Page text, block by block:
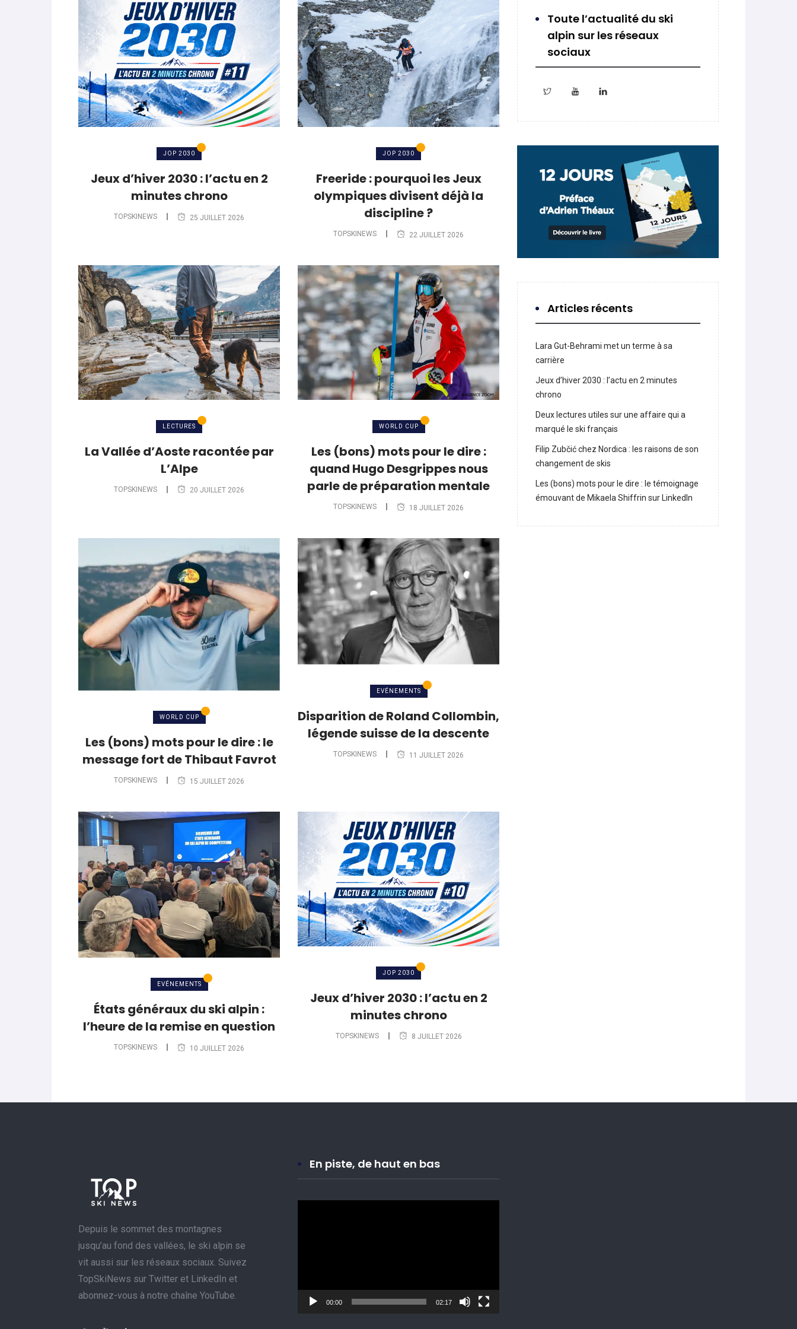
World Cup-Les (bons) mots pour le dire : quand Hugo Desgrippes nous
parle de préparation mentale
World Cup-Les (bons) mots pour le dire : le message fort de Thibaut
Favrot
Evénements-Lara Gut-Behrami met un terme à sa carrière
JOP 2030
Jeux d’hiver 2030 : l’actu en 2
minutes chrono
TOPSKINEWS 25 JUILLET 2026
JOP 2030
Freeride : pourquoi les Jeux
olympiques divisent déjà la
discipline ?
TOPSKINEWS 22 JUILLET 2026
LECTURES
La Vallée d’Aoste racontée par
L’Alpe
TOPSKINEWS 20 JUILLET 2026
WORLD CUP
Les (bons) mots pour le dire :
quand Hugo Desgrippes nous
parle de préparation mentale
TOPSKINEWS 18 JUILLET 2026
WORLD CUP
Les (bons) mots pour le dire : le
message fort de Thibaut Favrot
TOPSKINEWS 15 JUILLET 2026
EVÉNEMENTS
Disparition de Roland Collombin,
légende suisse de la descente
TOPSKINEWS 11 JUILLET 2026
EVÉNEMENTS
États généraux du ski alpin :
l’heure de la remise en question
TOPSKINEWS 10 JUILLET 2026
JOP 2030
Jeux d’hiver 2030 : l’actu en 2
minutes chrono
TOPSKINEWS 8 JUILLET 2026
Toute l’actualité du ski
alpin sur les réseaux
sociaux
Articles récents
Lara Gut-Behrami met un terme à sa
carrière
Jeux d’hiver 2030 : l’actu en 2 minutes
chrono
Deux lectures utiles sur une affaire qui a
marqué le ski français
Filip Zubčić chez Nordica : les raisons de son
changement de skis
Les (bons) mots pour le dire : le témoignage
émouvant de Mikaela Shiffrin sur LinkedIn
Depuis le sommet des montagnes
jusqu’au fond des vallées, le ski alpin se
vit aussi sur les réseaux sociaux. Suivez
TopSkiNews sur Twitter et LinkedIn et
abonnez-vous à notre chaîne YouTube.
En piste, de haut en bas
00:00 02:17